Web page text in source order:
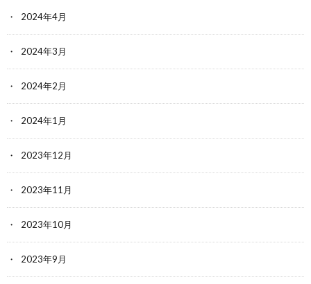
2024年4月
2024年3月
2024年2月
2024年1月
2023年12月
2023年11月
2023年10月
2023年9月